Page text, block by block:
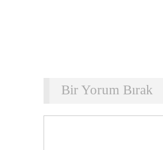
Bir Yorum Bırak